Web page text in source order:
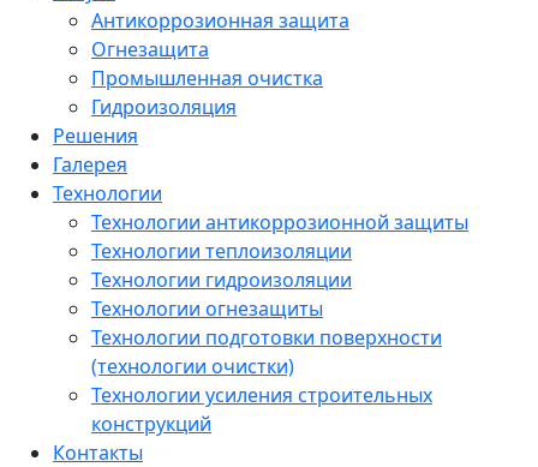
Антикоррозионная защита
Огнезащита
Промышленная очистка
Гидроизоляция
Решения
Галерея
Технологии
Технологии антикоррозионной защиты
Технологии теплоизоляции
Технологии гидроизоляции
Технологии огнезащиты
Технологии подготовки поверхности
(технологии очистки)
Технологии усиления строительных
конструкций
Контакты